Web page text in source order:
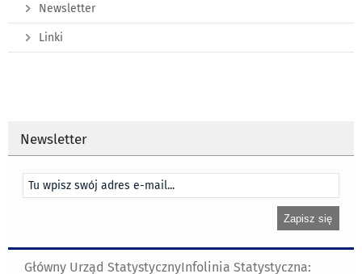
Newsletter
Linki
Newsletter
Główny Urząd StatystycznyInfolinia Statystyczna: